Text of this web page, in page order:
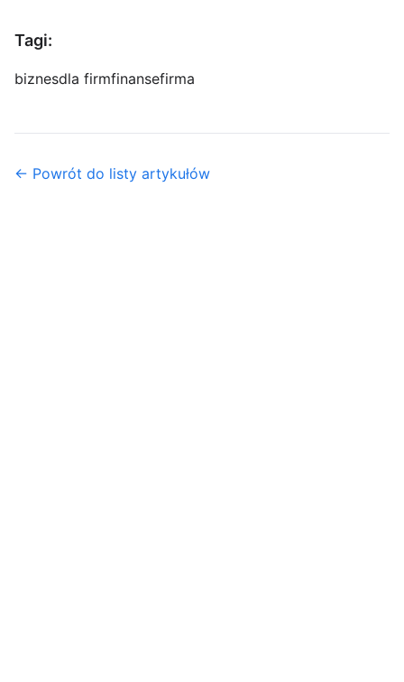
Tagi:
biznesdla firmfinansefirma
← Powrót do listy artykułów